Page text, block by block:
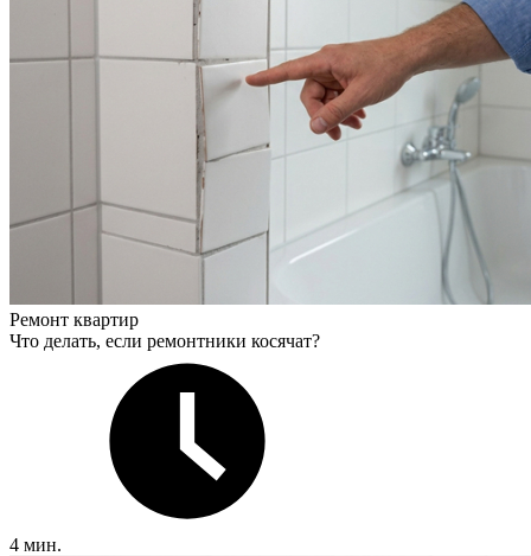
Ремонт квартир
Что делать, если ремонтники косячат?
4 мин.